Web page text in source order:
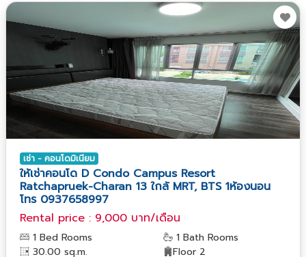
เช่า - คอนโดมิเนียม
ให้เช่าคอนโด D Condo Campus Resort
Ratchapruek-Charan 13 ใกล้ MRT, BTS 1ห้องนอน
โทร 0937658997
Rental price : 9,000 บาท/เดือน
1 Bed Rooms
1 Bath Rooms
30.00 sq.m.
Floor 2